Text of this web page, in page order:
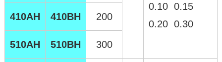
0.10 0.15
0.20 0.30
410AH 410BH 200
510AH 510BH 300